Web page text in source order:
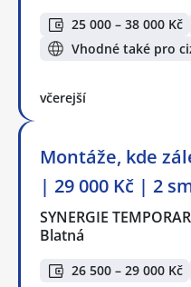
25 000 – 38 000 Kč
Vhodné také pro
včerejší
Montáže, kde
| 29 000 Kč | 2
SYNERGIE
Blatná
26 500 – 29 000 Kč